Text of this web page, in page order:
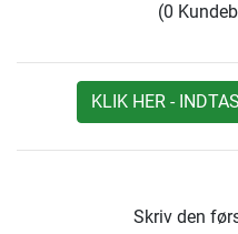
(0
KLIK HER -
Skriv den